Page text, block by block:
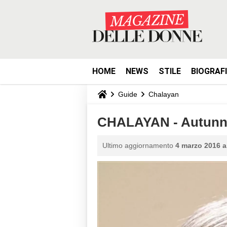
HOME NEWS STILE
Guide Chalayan
CHALAYAN -
Ultimo aggiornamento 4 marzo 2016